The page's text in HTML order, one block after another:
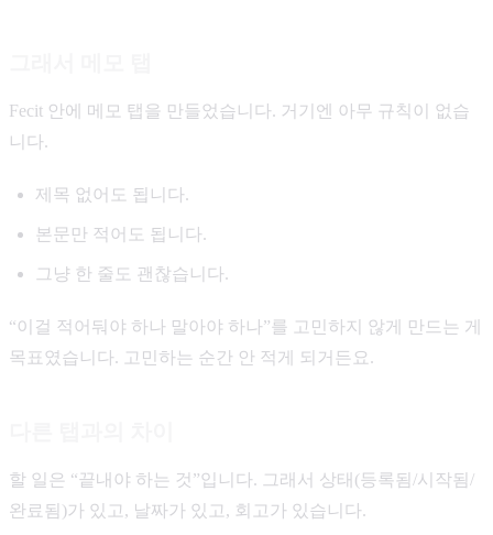
Fecit 안에 메모 탭을 만들었습니다. 거기엔 아무 규칙이 없습
니다.
제목 없어도 됩니다.
본문만 적어도 됩니다.
그냥 한 줄도 괜찮습니다.
“이걸 적어둬야 하나 말아야 하나”를 고민하지 않게 만드는 게
목표였습니다. 고민하는 순간 안 적게 되거든요.
할 일은 “끝내야 하는 것”입니다. 그래서 상태(등록됨/시작됨/
완료됨)가 있고, 날짜가 있고, 회고가 있습니다.